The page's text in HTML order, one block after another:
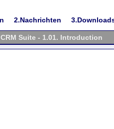
2.Nachrichten
CRM Suite - 1.01. Introduction